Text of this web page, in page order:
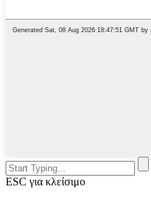
ESC για κλείσιμο